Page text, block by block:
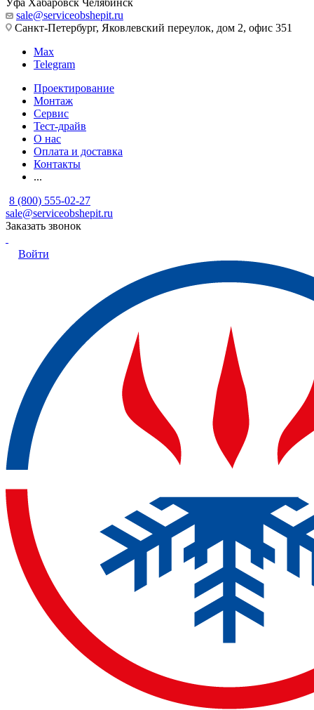
Уфа Хабаровск Челябинск
sale@serviceobshepit.ru
Санкт-Петербург, Яковлевский переулок, дом 2, офис 351
Max
Telegram
Проектирование
Монтаж
Сервис
Тест-драйв
О нас
Оплата и доставка
Контакты
...
8 (800) 555-02-27
sale@serviceobshepit.ru
Заказать звонок
Войти